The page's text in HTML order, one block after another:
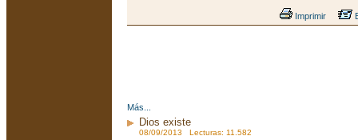
Imprimir
Más...
Dios existe
08/09/2013 Lecturas: 11.582